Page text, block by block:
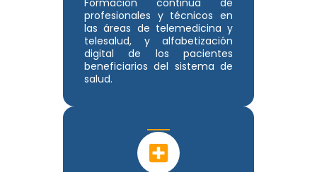
profesionales y técnicos en
las áreas de telemedicina y
telesalud, y alfabetización
digital de los pacientes
beneficiarios del sistema de
salud.